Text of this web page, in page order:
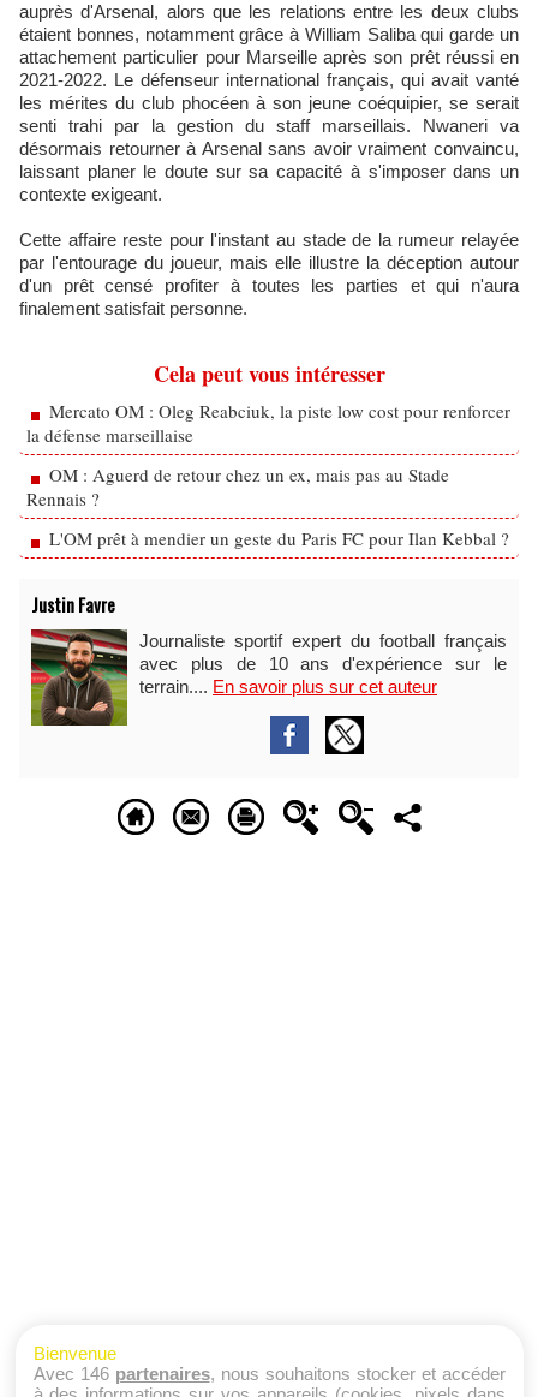
auprès d'Arsenal, alors que les relations entre les deux clubs
étaient bonnes, notamment grâce à William Saliba qui garde un
attachement particulier pour Marseille après son prêt réussi en
2021-2022. Le défenseur international français, qui avait vanté
les mérites du club phocéen à son jeune coéquipier, se serait
senti trahi par la gestion du staff marseillais. Nwaneri va
désormais retourner à Arsenal sans avoir vraiment convaincu,
laissant planer le doute sur sa capacité à s'imposer dans un
contexte exigeant.
Cette affaire reste pour l'instant au stade de la rumeur relayée
par l'entourage du joueur, mais elle illustre la déception autour
d'un prêt censé profiter à toutes les parties et qui n'aura
finalement satisfait personne.
Cela peut vous intéresser
Mercato OM : Oleg Reabciuk, la piste low cost pour renforcer
la défense marseillaise
OM : Aguerd de retour chez un ex, mais pas au Stade
Rennais ?
L'OM prêt à mendier un geste du Paris FC pour Ilan Kebbal ?
Justin Favre
Journaliste sportif expert du football français
avec plus de 10 ans d'expérience sur le
terrain.... En savoir plus sur cet auteur
Bienvenue
Avec 146 partenaires, nous souhaitons stocker et accéder